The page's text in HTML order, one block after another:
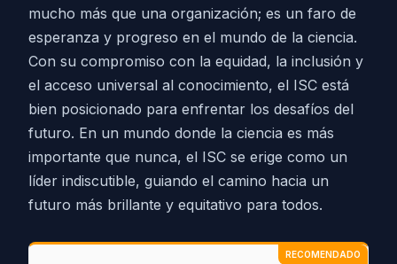
mucho más que una organización; es un faro de
esperanza y progreso en el mundo de la ciencia.
Con su compromiso con la equidad, la inclusión y
el acceso universal al conocimiento, el ISC está
bien posicionado para enfrentar los desafíos del
futuro. En un mundo donde la ciencia es más
importante que nunca, el ISC se erige como un
líder indiscutible, guiando el camino hacia un
futuro más brillante y equitativo para todos.